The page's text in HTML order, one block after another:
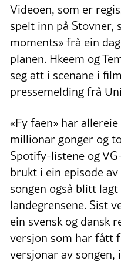
Videoen, som er
spelt inn på Stovner,
moments» frå ein
planen. Hkeem og
seg att i scenane i
pressemelding frå
«Fy faen» har
millionar gonger og
Spotify-listene og
brukt i ein episode
songen også blitt
landegrensene. Sist
ein svensk og dansk
versjon som har fått
versjonar av songen,